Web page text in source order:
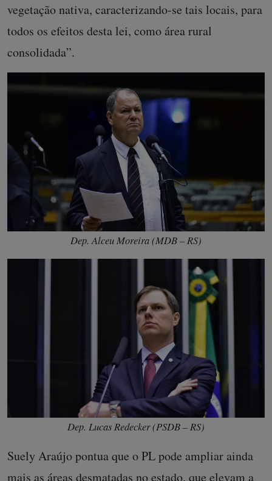
vegetação nativa, caracterizando-se tais locais, para
todos os efeitos desta lei, como área rural
consolidada”.
Dep. Alceu Moreira (MDB – RS)
Dep. Lucas Redecker (PSDB – RS)
Suely Araújo pontua que o PL pode ampliar ainda
mais as áreas desmatadas no estado, que elevam a